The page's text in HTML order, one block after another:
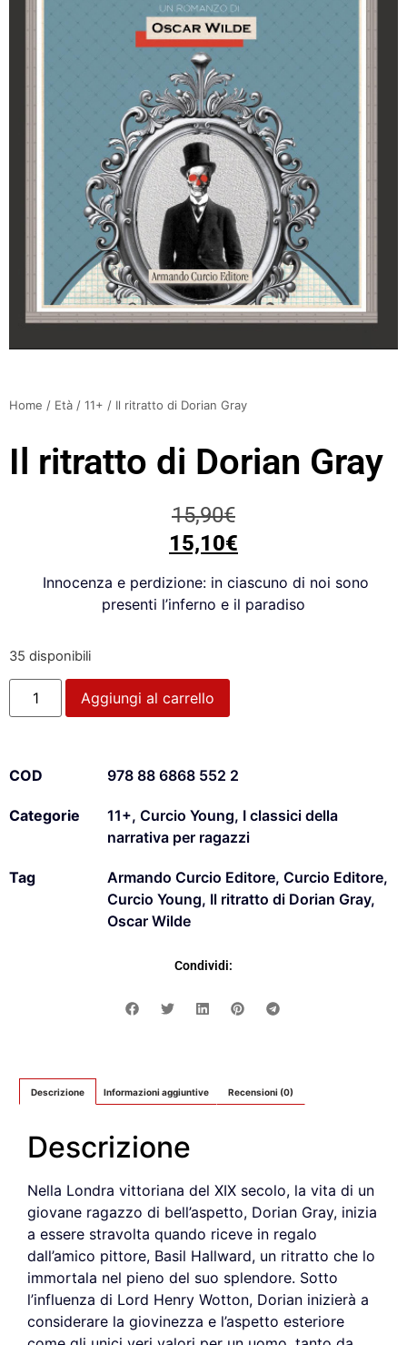
Home / Età / 11+ / Il ritratto di Dorian Gray
Il ritratto di Dorian Gray
15,90€
15,10€
Innocenza e perdizione: in ciascuno di noi sono
presenti l’inferno e il paradiso
35 disponibili
Aggiungi al carrello
COD 978 88 6868 552 2
Categorie 11+, Curcio Young, I classici della
narrativa per ragazzi
Tag Armando Curcio Editore, Curcio Editore,
Curcio Young, Il ritratto di Dorian Gray,
Oscar Wilde
Condividi:
Descrizione Informazioni aggiuntive Recensioni (0)
Descrizione
Nella Londra vittoriana del XIX secolo, la vita di un
giovane ragazzo di bell’aspetto, Dorian Gray, inizia
a essere stravolta quando riceve in regalo
dall’amico pittore, Basil Hallward, un ritratto che lo
immortala nel pieno del suo splendore. Sotto
l’influenza di Lord Henry Wotton, Dorian inizierà a
considerare la giovinezza e l’aspetto esteriore